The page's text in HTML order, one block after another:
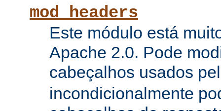
mod_headers
Este módulo está
Apache 2.0. Pode
cabeçalhos usados
incondicionalmente